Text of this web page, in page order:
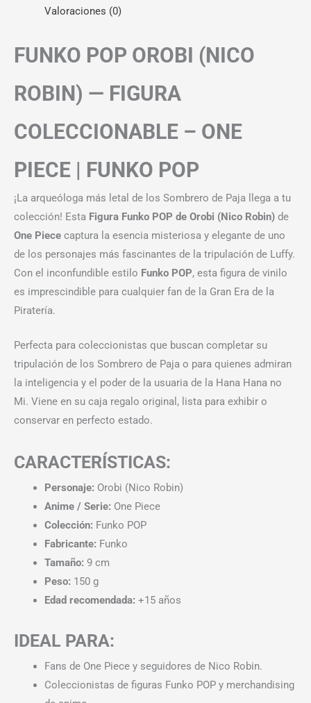
Valoraciones (0)
FUNKO POP OROBI (NICO
ROBIN) — FIGURA
COLECCIONABLE – ONE
PIECE | FUNKO POP
¡La arqueóloga más letal de los Sombrero de Paja llega a tu
colección! Esta Figura Funko POP de Orobi (Nico Robin) de
One Piece captura la esencia misteriosa y elegante de uno
de los personajes más fascinantes de la tripulación de Luffy.
Con el inconfundible estilo Funko POP, esta figura de vinilo
es imprescindible para cualquier fan de la Gran Era de la
Piratería.
Perfecta para coleccionistas que buscan completar su
tripulación de los Sombrero de Paja o para quienes admiran
la inteligencia y el poder de la usuaria de la Hana Hana no
Mi. Viene en su caja regalo original, lista para exhibir o
conservar en perfecto estado.
CARACTERÍSTICAS:
Personaje: Orobi (Nico Robin)
Anime / Serie: One Piece
Colección: Funko POP
Fabricante: Funko
Tamaño: 9 cm
Peso: 150 g
Edad recomendada: +15 años
IDEAL PARA:
Fans de One Piece y seguidores de Nico Robin.
Coleccionistas de figuras Funko POP y merchandising